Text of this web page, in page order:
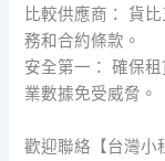
比較供應商： 貨
務和合約條款。
安全第一： 確保
業數據免受威脅。
歡迎聯絡【台灣小